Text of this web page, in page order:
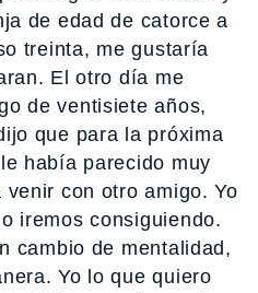
de edad de catorce a
treinta, me gustaría
El otro día me
de ventisiete años,
que para la próxima
había parecido muy
con otro amigo. Yo
iremos consiguiendo.
cambio de mentalidad,
Yo lo que quiero